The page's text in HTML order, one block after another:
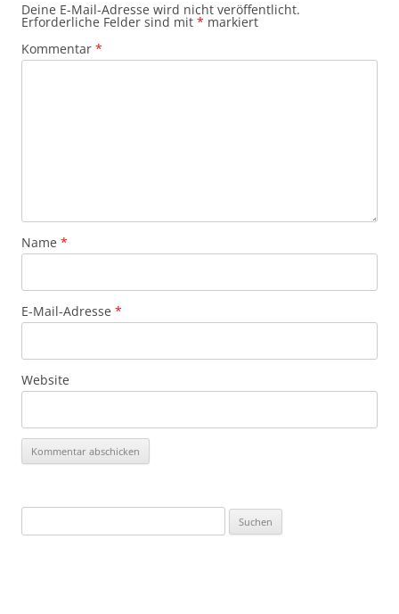
Deine E-Mail-Adresse wird nicht veröffentlicht.
Erforderliche Felder sind mit * markiert
Kommentar *
Name *
E-Mail-Adresse *
Website
nach: